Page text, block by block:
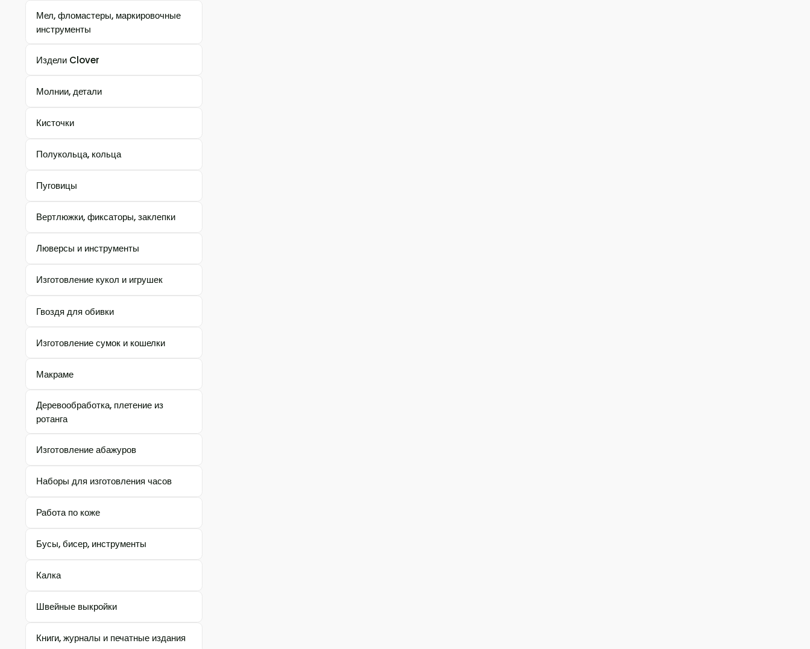
Мел, фломастеры, маркировочные
инструменты
Издели Clover
Молнии, детали
Кисточки
Полукольца, кольца
Пуговицы
Вертлюжки, фиксаторы, заклепки
Люверсы и инструменты
Изготовление кукол и игрушек
Гвоздя для обивки
Изготовление сумок и кошелки
Макраме
Деревообработка, плетение из
ротанга
Изготовление абажуров
Наборы для изготовления часов
Работа по коже
Бусы, бисер, инструменты
Калка
Швейные выкройки
Книги, журналы и печатные издания